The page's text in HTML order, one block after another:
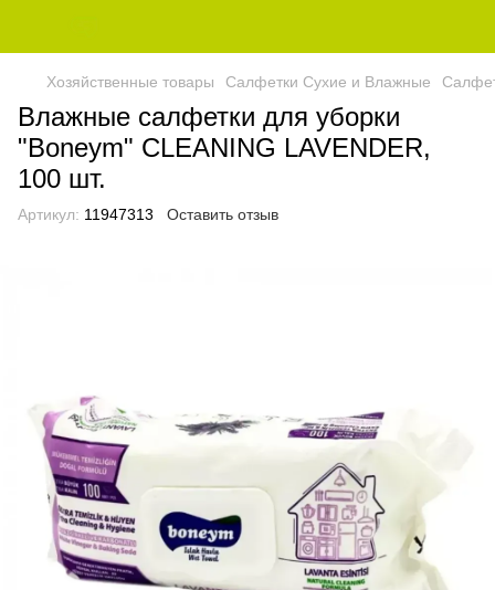
Хозяйственные товары Салфетки Сухие и Влажные
Влажные салфетки для уборки
"Boneym" CLEANING LAVENDER,
100 шт.
Артикул: 11947313 Оставить отзыв